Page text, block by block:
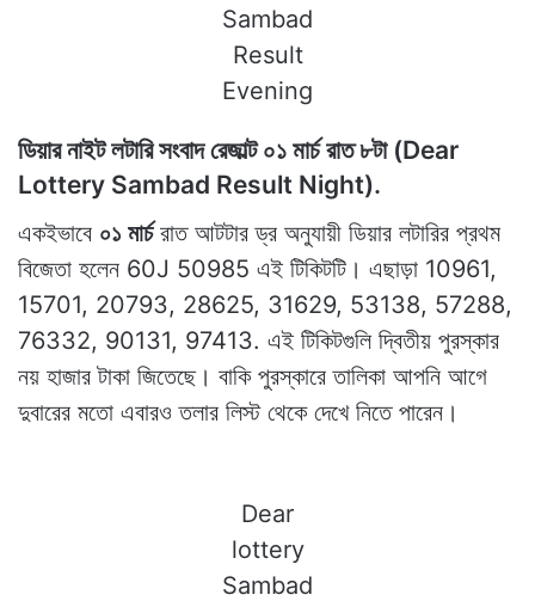
Sambad
Result
Evening
ডিয়ার নাইট লটারি সংবাদ রেজাল্ট০১ মার্চরাত ৮টা (Dear
Lottery Sambad Result Night).
একইভাবে ০১ মার্চরাত আটটার ড্র অনুযায়ী ডিয়ার লটারির প্রথম
বিজেতা হলেন 60J 50985 এই টিকিটটি। এছাড়া 10961,
15701, 20793, 28625, 31629, 53138, 57288,
76332, 90131, 97413. এই টিকিটগুলি দ্বিতীয় পুরস্কার
নয় হাজার টাকা জিতেছে। বাকি পুরস্কারে তালিকা আপনি আগে
দুবারের মতো এবারও তলার লিস্ট থেকে দেখে নিতে পারেন।
Dear
lottery
Sambad